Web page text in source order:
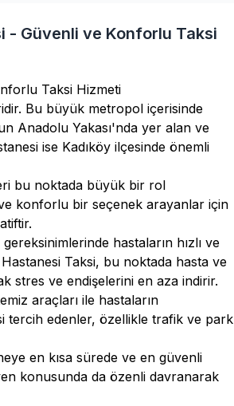
- Güvenli ve Konforlu Taksi
Taksi Hizmeti
Bu büyük metropol içerisinde
Anadolu Yakası'nda yer alan ve
ise Kadıköy ilçesinde önemli
bu noktada büyük bir rol
konforlu bir seçenek arayanlar için
hastaların hızlı ve
Taksi, bu noktada hasta ve
stres ve endişelerini en aza indirir.
araçları ile hastaların
tercih edenler, özellikle trafik ve park
en kısa sürede ve en güvenli
konusunda da özenli davranarak